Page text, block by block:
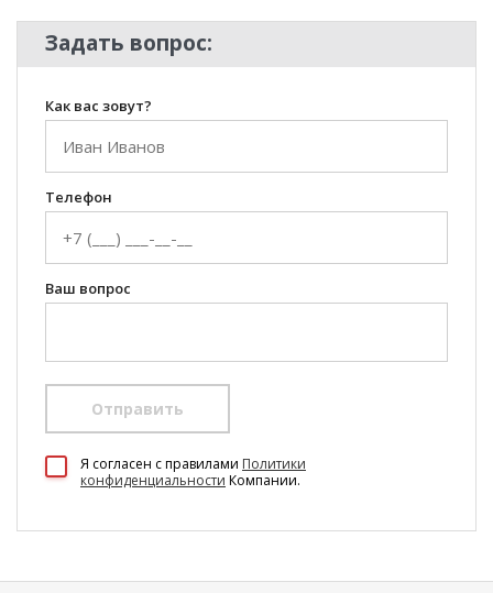
Задать вопрос:
Как вас зовут?
Телефон
Ваш вопрос
Отправить
Я согласен c правилами Политики
конфиденциальности Компании.